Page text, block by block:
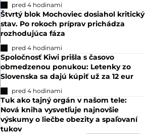
pred 4 hodinami
Štvrtý blok Mochoviec dosiahol kritický
stav. Po rokoch príprav prichádza
rozhodujúca fáza
pred 4 hodinami
Spoločnosť Kiwi prišla s časovo
obmedzenou ponukou: Letenky zo
Slovenska sa dajú kúpiť už za 12 eur
pred 4 hodinami
Tuk ako tajný orgán v našom tele:
Nová kniha vysvetľuje najnovšie
výskumy o liečbe obezity a spaľovaní
tukov